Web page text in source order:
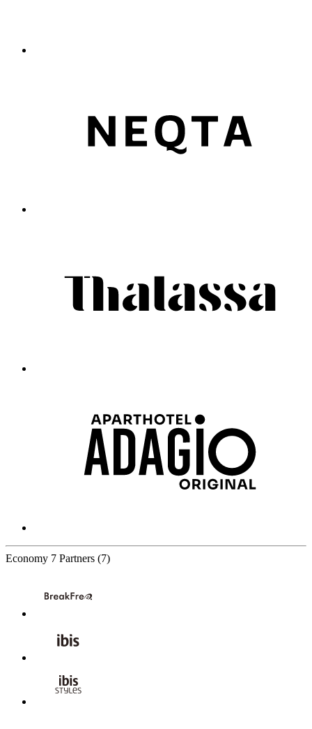
Economy 7 Partners (7)